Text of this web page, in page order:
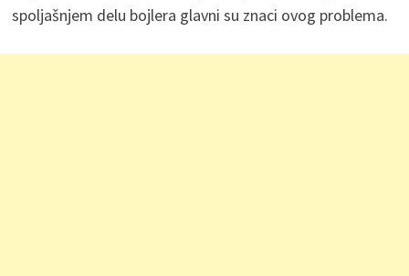
spoljašnjem delu bojlera glavni su znaci ovog problema.